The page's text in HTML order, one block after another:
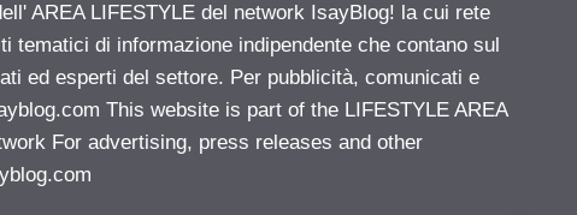
AREA LIFESTYLE del network IsayBlog! la cui rete
tematici di informazione indipendente che contano sul
ed esperti del settore. Per pubblicità, comunicati e
This website is part of the LIFESTYLE AREA
For advertising, press releases and other